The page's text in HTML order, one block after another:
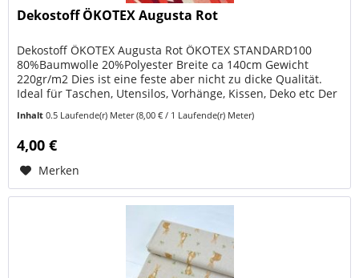
Dekostoff ÖKOTEX Augusta Rot
Dekostoff ÖKOTEX Augusta Rot ÖKOTEX STANDARD100
80%Baumwolle 20%Polyester Breite ca 140cm Gewicht
220gr/m2 Dies ist eine feste aber nicht zu dicke Qualität.
Ideal für Taschen, Utensilos, Vorhänge, Kissen, Deko etc Der
Inhalt0.5 Laufende(r) Meter(8,00 € / 1 Laufende(r) Meter)
4,00 €
Merken